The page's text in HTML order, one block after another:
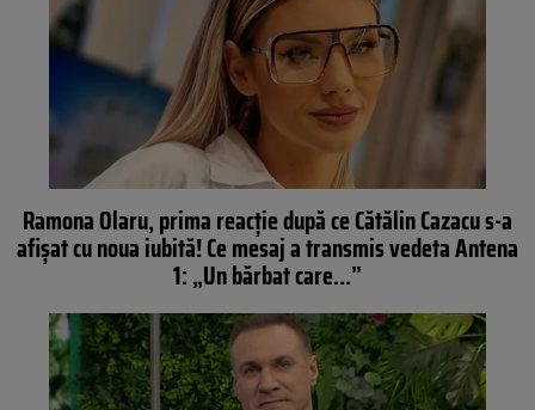
Ramona Olaru, prima reacție după ce Cătălin Cazacu s-a
afișat cu noua iubită! Ce mesaj a transmis vedeta Antena
1: „Un bărbat care…”